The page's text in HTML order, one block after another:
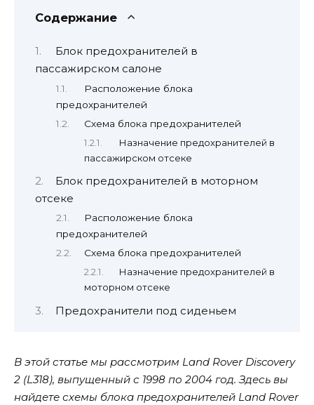
Содержание
Блок предохранителей в
пассажирском салоне
Расположение блока
предохранителей
Схема блока предохранителей
Назначение предохранителей в
пассажирском отсеке
Блок предохранителей в моторном
отсеке
Расположение блока
предохранителей
Схема блока предохранителей
Назначение предохранителей в
моторном отсеке
Предохранители под сиденьем
В этой статье мы рассмотрим Land Rover Discovery
2 (L318), выпущенный с 1998 по 2004 год. Здесь вы
найдете схемы блока предохранителей Land Rover